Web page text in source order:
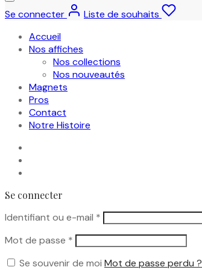
Se connecter
Liste de souhaits
Accueil
Nos affiches
Nos collections
Nos nouveautés
Magnets
Pros
Contact
Notre Histoire
Se connecter
Identifiant ou e-mail * Obligatoire
Mot de passe * Obligatoire
Se souvenir de moi Mot de passe perdu ?